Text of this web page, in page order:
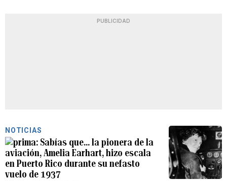
PUBLICIDAD
NOTICIAS
Sabías que… la pionera de la
aviación, Amelia Earhart, hizo escala
en Puerto Rico durante su nefasto
vuelo de 1937